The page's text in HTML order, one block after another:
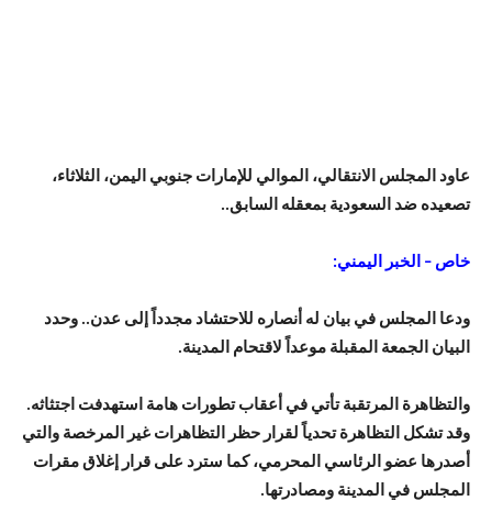
عاود المجلس الانتقالي، الموالي للإمارات جنوبي اليمن، الثلاثاء،
تصعيده ضد السعودية بمعقله السابق..
خاص – الخبر اليمني:
ودعا المجلس في بيان له أنصاره للاحتشاد مجدداً إلى عدن.. وحدد
البيان الجمعة المقبلة موعداً لاقتحام المدينة.
والتظاهرة المرتقبة تأتي في أعقاب تطورات هامة استهدفت اجتثاثه.
وقد تشكل التظاهرة تحدياً لقرار حظر التظاهرات غير المرخصة والتي
أصدرها عضو الرئاسي المحرمي، كما سترد على قرار إغلاق مقرات
المجلس في المدينة ومصادرتها.